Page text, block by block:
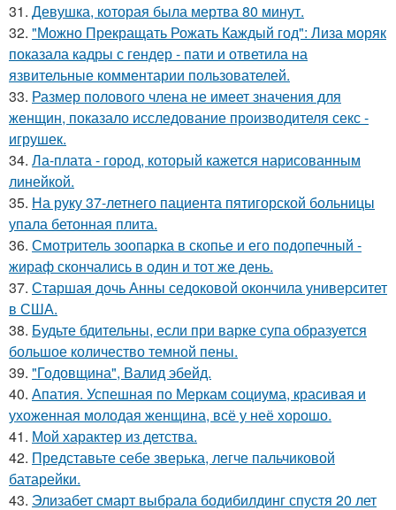
31. Девушка, которая была мертва 80 минут.
32. "Можно Прекращать Рожать Каждый год": Лиза моряк
показала кадры с гендер - пати и ответила на
язвительные комментарии пользователей.
33. Размер полового члена не имеет значения для
женщин, показало исследование производителя секс -
игрушек.
34. Ла-плата - город, который кажется нарисованным
линейкой.
35. На руку 37-летнего пациента пятигорской больницы
упала бетонная плита.
36. Смотритель зоопарка в скопье и его подопечный -
жираф скончались в один и тот же день.
37. Старшая дочь Анны седоковой окончила университет
в США.
38. Будьте бдительны, если при варке супа образуется
большое количество темной пены.
39. "Годовщина", Валид эбейд.
40. Апатия. Успешная по Меркам социума, красивая и
ухоженная молодая женщина, всё у неё хорошо.
41. Мой характер из детства.
42. Представьте себе зверька, легче пальчиковой
батарейки.
43. Элизабет смарт выбрала бодибилдинг спустя 20 лет